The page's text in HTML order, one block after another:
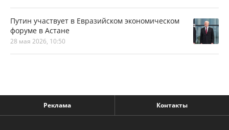
Путин участвует в Евразийском экономическом
форуме в Астане
28 мая 2026, 10:50
Реклама Контакты